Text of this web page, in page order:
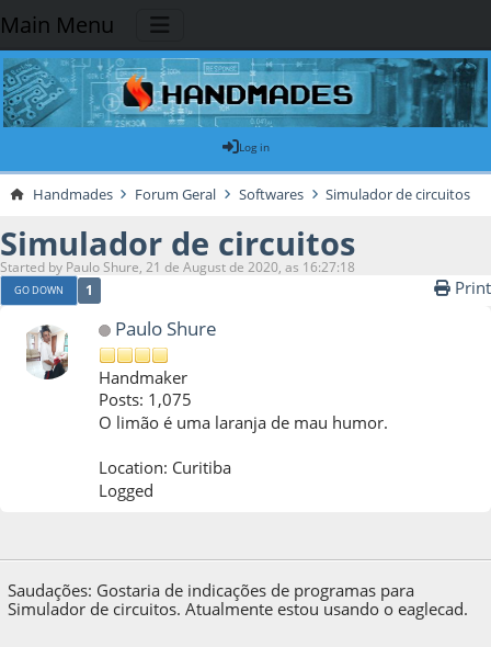
Main Menu
Log in
Handmades Forum Geral Softwares Simulador de circuitos
Simulador de circuitos
Started by Paulo Shure, 21 de August de 2020, as 16:27:18
GO DOWN 1 Print
Paulo Shure
Handmaker
Posts: 1,075
O limão é uma laranja de mau humor.
Location: Curitiba
Logged
Saudações: Gostaria de indicações de programas para
Simulador de circuitos. Atualmente estou usando o eaglecad.